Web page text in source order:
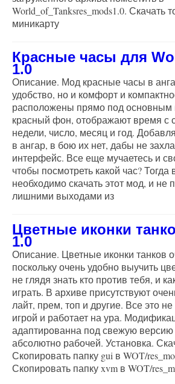
World_of_Tanksres_mods1.0. Скачать
миникарту
Красные часы для
1.0
Описание. Мод красные часы в
удобство, но и комфорт и
расположены прямо под
красный фон, отображают время с
недели, число, месяц и год.
в ангар, в бою их нет, дабы не
интерфейс. Все еще мучаетесь и
чтобы посмотреть какой час? Тогда
необходимо скачать этот мод, и не
лишними выходами из
Цветные иконки
1.0
Описание. Цветные иконки танков
поскольку очень удобно выучить
не глядя знать кто против тебя, и
играть. В архиве присутствуют
лайт, прем, топ и другие. Все это
игрой и работает на ура.
адаптированна под свежую версию
абсолютно рабочей. Установка.
Скопировать папку gui в WOT/
Скопировать папку xvm в WOT/